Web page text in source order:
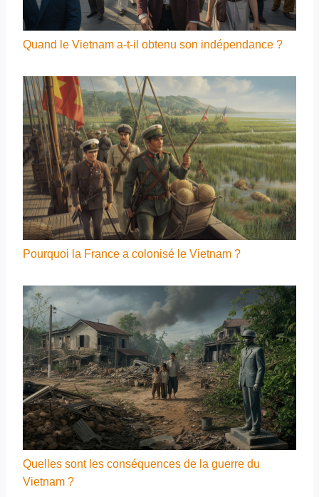
Quand le Vietnam a-t-il obtenu son indépendance ?
Pourquoi la France a colonisé le Vietnam ?
Quelles sont les conséquences de la guerre du
Vietnam ?